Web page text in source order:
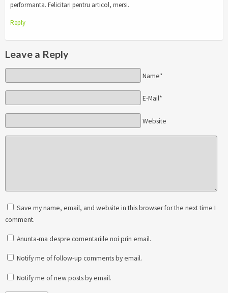
performanta. Felicitari pentru articol, mersi.
Reply
Leave a Reply
Name*
E-Mail*
Website
Save my name, email, and website in this browser for the next time I
comment.
Anunta-ma despre comentariile noi prin email.
Notify me of follow-up comments by email.
Notify me of new posts by email.